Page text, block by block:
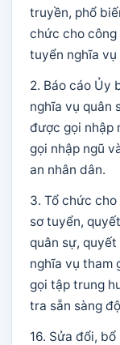
truyền, phổ
chức cho công
tuyển nghĩa vụ
2. Báo cáo Ủy
nghĩa vụ quân
được gọi nhập
gọi nhập ngũ
an nhân dân.
3. Tổ chức
sơ tuyển,
quân sự,
nghĩa vụ tham
gọi tập trung
tra sẵn sàng
16. Sửa đổi,